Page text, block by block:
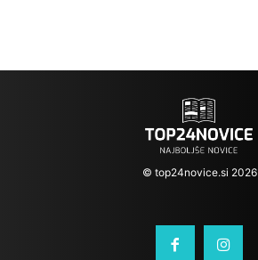
© top24novice.si 2026